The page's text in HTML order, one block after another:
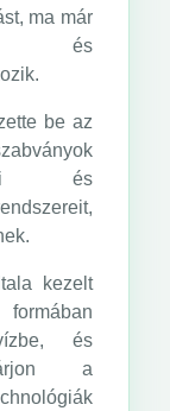
ma már
és
be az
és
kezelt
és
a